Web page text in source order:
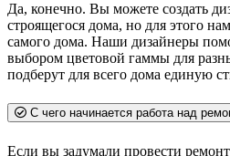
Да, конечно. Вы можете создать
строящегося дома, но для этого
самого дома. Наши дизайнеры
выбором цветовой гаммы для
подберут для всего дома единую
С чего начинается работа над
Если вы задумали провести